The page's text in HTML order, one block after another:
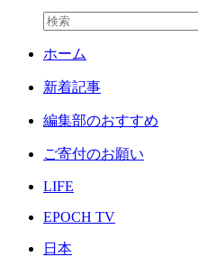
ホーム
新着記事
編集部のおすすめ
ご寄付のお願い
LIFE
EPOCH TV
日本